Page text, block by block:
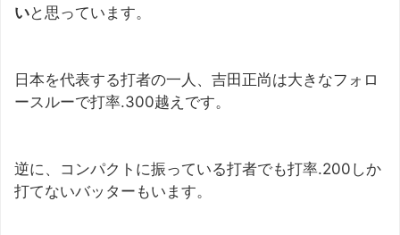
いと思っています。
日本を代表する打者の一人、吉田正尚は大きなフォロ
ースルーで打率.300越えです。
逆に、コンパクトに振っている打者でも打率.200しか
打てないバッターもいます。